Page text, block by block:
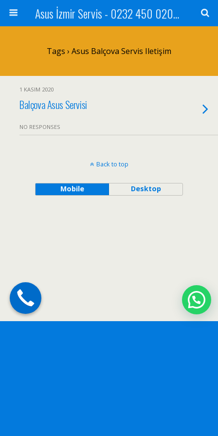
Asus İzmir Servis - 0232 450 0202 - 0543 455 0202
Tags › Asus Balçova Servis Iletişim
1 KASIM 2020
Balçova Asus Servisi
NO RESPONSES
Back to top
Mobile Desktop